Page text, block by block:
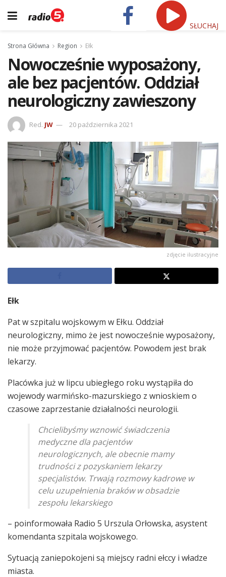
SŁUCHAJ
Strona Główna Region Ełk
Nowocześnie wyposażony,
ale bez pacjentów. Oddział
neurologiczny zawieszony
Red. JW 20 października 2021
zdjęcie ilustracyjne
Ełk
Pat w szpitalu wojskowym w Ełku. Oddział
neurologiczny, mimo że jest nowocześnie wyposażony,
nie może przyjmować pacjentów. Powodem jest brak
lekarzy.
Placówka już w lipcu ubiegłego roku wystąpiła do
wojewody warmińsko-mazurskiego z wnioskiem o
czasowe zaprzestanie działalności neurologii.
Chcielibyśmy wznowić świadczenia
medyczne dla pacjentów
neurologicznych, ale obecnie mamy
trudności z pozyskaniem lekarzy
specjalistów. Trwają rozmowy kadrowe w
celu uzupełnienia braków w obsadzie
zespołu lekarskiego
– poinformowała Radio 5 Urszula Orłowska, asystent
komendanta szpitala wojskowego.
Sytuacją zaniepokojeni są miejscy radni ełccy i władze
miasta.